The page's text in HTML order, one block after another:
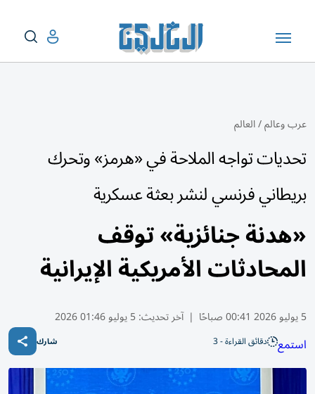
عرب وعالم/العالم
تحديات تواجه الملاحة في «هرمز» وتحرك
بريطاني فرنسي لنشر بعثة عسكرية
«هدنة جنائزية» توقف
المحادثات الأمريكية الإيرانية
5 يوليو 2026 00:41 صباحًا | آخر تحديث:5 يوليو 01:46 2026
استمع دقائق القراءة - 3 شارك